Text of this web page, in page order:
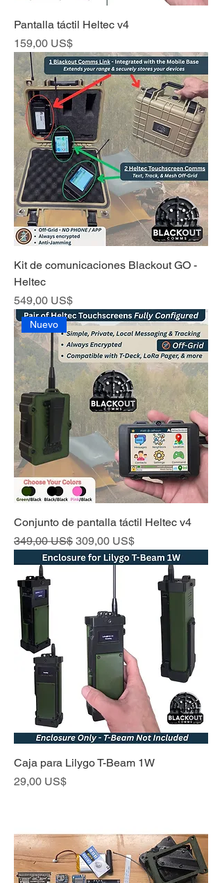
Pantalla táctil Heltec v4
Precio
159,00 US$
Kit de comunicaciones Blackout GO -
Heltec
Precio
549,00 US$
Nuevo
Conjunto de pantalla táctil Heltec v4
Precio
349,00 US$ Precio de oferta
309,00 US$
Caja para Lilygo T-Beam 1W
Precio
29,00 US$